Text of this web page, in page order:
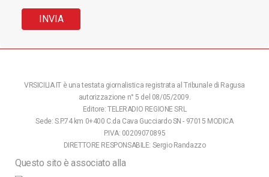
VRSICILIA.IT è una testata giornalistica registrata al Tribunale di Ragusa
autorizzazione n° 5 del 08/05/2009.
Editore: TELERADIO REGIONE SRL
Sede: S.P.74 km 0+400 C.da Cava Gucciardo SN - 97015 MODICA
P.IVA: 00209070895
DIRETTORE RESPONSABILE: Sergio Randazzo
Questo sito è associato alla